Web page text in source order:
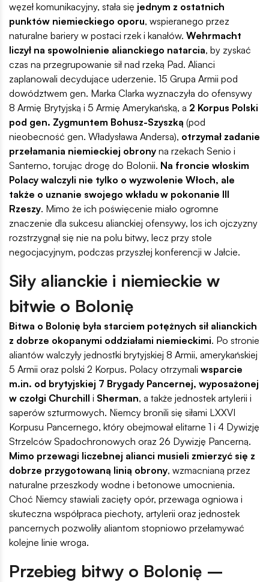
węzeł komunikacyjny, stała się jednym z ostatnich
punktów niemieckiego oporu, wspieranego przez
naturalne bariery w postaci rzek i kanałów. Wehrmacht
liczył na spowolnienie alianckiego natarcia, by zyskać
czas na przegrupowanie sił nad rzeką Pad. Alianci
zaplanowali decydujące uderzenie. 15 Grupa Armii pod
dowództwem gen. Marka Clarka wyznaczyła do ofensywy
8 Armię Brytyjską i 5 Armię Amerykańską, a 2 Korpus Polski
pod gen. Zygmuntem Bohusz-Szyszką (pod
nieobecność gen. Władysława Andersa), otrzymał zadanie
przełamania niemieckiej obrony na rzekach Senio i
Santerno, torując drogę do Bolonii. Na froncie włoskim
Polacy walczyli nie tylko o wyzwolenie Włoch, ale
także o uznanie swojego wkładu w pokonanie III
Rzeszy. Mimo że ich poświęcenie miało ogromne
znaczenie dla sukcesu alianckiej ofensywy, los ich ojczyzny
rozstrzygnął się nie na polu bitwy, lecz przy stole
negocjacyjnym, podczas przyszłej konferencji w Jałcie.
Siły alianckie i niemieckie w
bitwie o Bolonię
Bitwa o Bolonię była starciem potężnych sił alianckich
z dobrze okopanymi oddziałami niemieckimi. Po stronie
aliantów walczyły jednostki brytyjskiej 8 Armii, amerykańskiej
5 Armii oraz polski 2 Korpus. Polacy otrzymali wsparcie
m.in. od brytyjskiej 7 Brygady Pancernej, wyposażonej
w czołgi Churchill i Sherman, a także jednostek artylerii i
saperów szturmowych. Niemcy bronili się siłami LXXVI
Korpusu Pancernego, który obejmował elitarne 1 i 4 Dywizję
Strzelców Spadochronowych oraz 26 Dywizję Pancerną.
Mimo przewagi liczebnej alianci musieli zmierzyć się z
dobrze przygotowaną linią obrony, wzmacnianą przez
naturalne przeszkody wodne i betonowe umocnienia.
Choć Niemcy stawiali zacięty opór, przewaga ogniowa i
skuteczna współpraca piechoty, artylerii oraz jednostek
pancernych pozwoliły aliantom stopniowo przełamywać
kolejne linie wroga.
Przebieg bitwy o Bolonię –